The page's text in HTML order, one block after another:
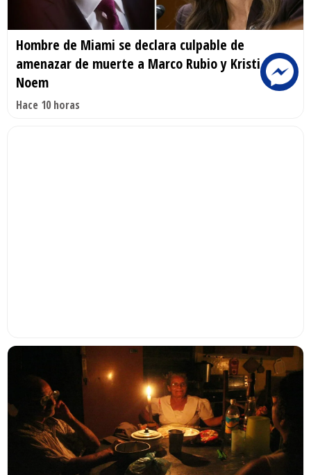
Hombre de Miami se declara culpable de
amenazar de muerte a Marco Rubio y Kristi
Noem
Hace 10 horas